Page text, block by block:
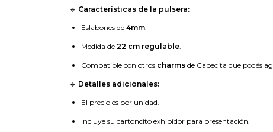
🔹 Características de la pulsera:
Eslabones de 4mm
Medida de 22 cm regulable
Compatible con otros charms de Cabecita que podés
🔹 Detalles adicionales:
El precio es por unidad.
Incluye su cartoncito exhibidor para presentación.